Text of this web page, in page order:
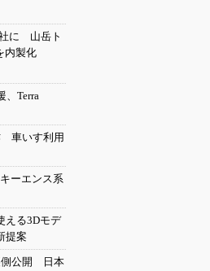
に 山岳ト
内製化
、Terra
車いす利用
ーエンス系
える3Dモデ
提案
側公開 日本